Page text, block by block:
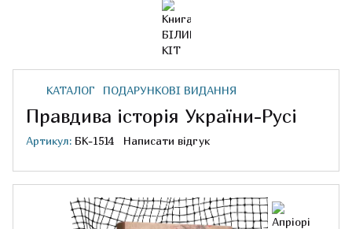
КАТАЛОГ ПОДАРУНКОВІ ВИДАННЯ
Правдива історія України-Русі
Артикул: БК-1514 Написати відгук